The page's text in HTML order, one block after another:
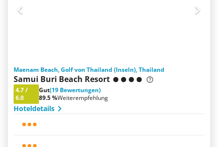
Maenam Beach, Golf von Thailand (Inseln), Thailand
Samui Buri Beach Resort
4.7/
6.0
Gut(19 Bewertungen)
89.5 %Weiterempfehlung
Hoteldetails